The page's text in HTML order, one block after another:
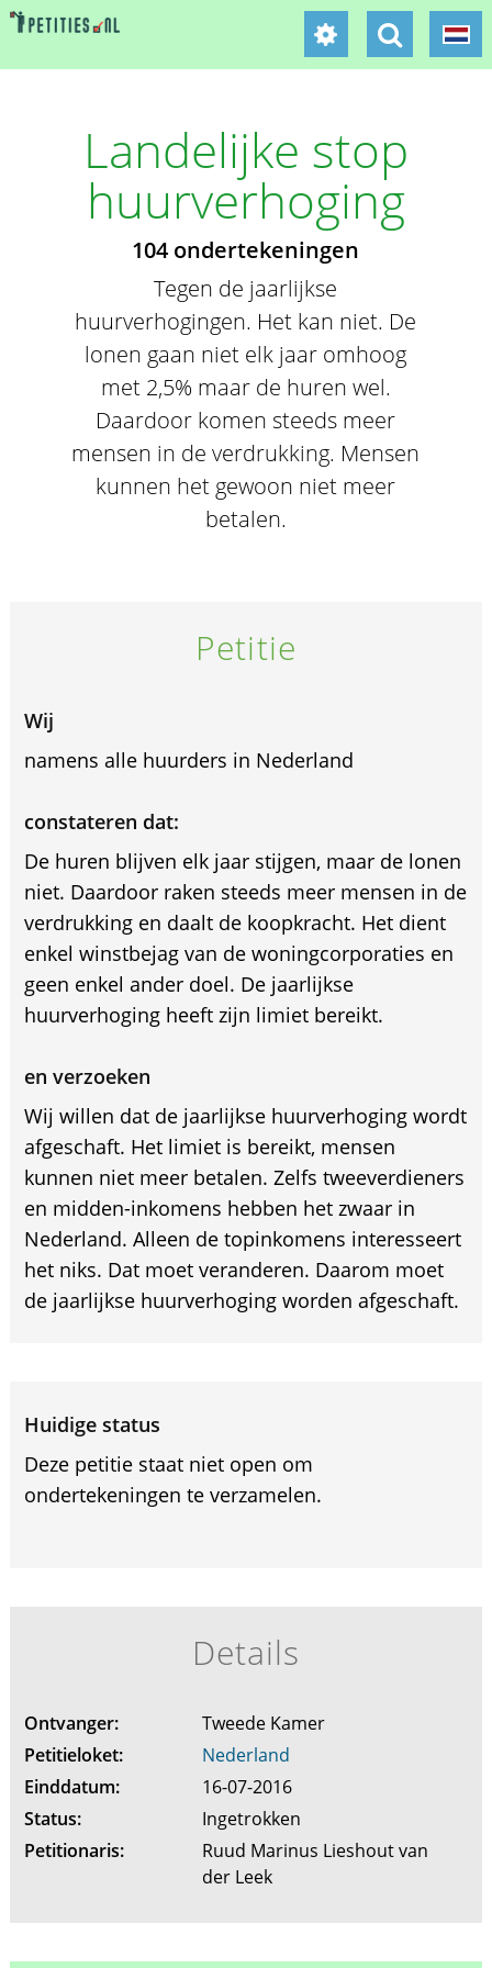
Landelijke stop
huurverhoging
104 ondertekeningen
Tegen de jaarlijkse
huurverhogingen. Het kan niet. De
lonen gaan niet elk jaar omhoog
met 2,5% maar de huren wel.
Daardoor komen steeds meer
mensen in de verdrukking. Mensen
kunnen het gewoon niet meer
betalen.
Petitie
Wij
namens alle huurders in Nederland
constateren dat:
De huren blijven elk jaar stijgen, maar de lonen
niet. Daardoor raken steeds meer mensen in de
verdrukking en daalt de koopkracht. Het dient
enkel winstbejag van de woningcorporaties en
geen enkel ander doel. De jaarlijkse
huurverhoging heeft zijn limiet bereikt.
en verzoeken
Wij willen dat de jaarlijkse huurverhoging wordt
afgeschaft. Het limiet is bereikt, mensen
kunnen niet meer betalen. Zelfs tweeverdieners
en midden-inkomens hebben het zwaar in
Nederland. Alleen de topinkomens interesseert
het niks. Dat moet veranderen. Daarom moet
de jaarlijkse huurverhoging worden afgeschaft.
Huidige status
Deze petitie staat niet open om
ondertekeningen te verzamelen.
Details
Ontvanger:
Tweede Kamer
Petitieloket:
Nederland
Einddatum:
16-07-2016
Status:
Ingetrokken
Petitionaris:
Ruud Marinus Lieshout van
der Leek